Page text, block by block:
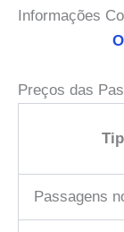
Informações
Preços das
Passagens